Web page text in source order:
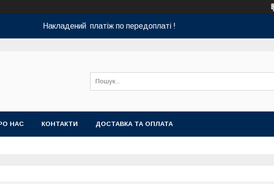
Накладений платіж по передоплаті !
НАС КОНТАКТИ ДОСТАВКА ТА ОПЛАТА